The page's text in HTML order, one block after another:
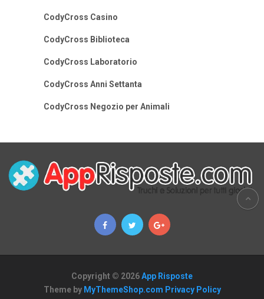
CodyCross Casino
CodyCross Biblioteca
CodyCross Laboratorio
CodyCross Anni Settanta
CodyCross Negozio per Animali
Copyright © 2026App Risposte
Theme by MyThemeShop.com Privacy Policy